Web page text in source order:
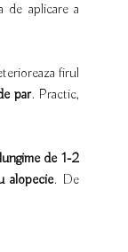
aplicare a
firul
par. Practic,
de 1-2
alopecie. De